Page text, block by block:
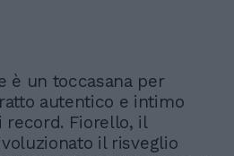
è un toccasana per
autentico e intimo
record. Fiorello, il
il risveglio